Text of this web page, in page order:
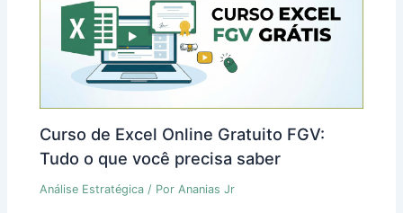
Curso de Excel Online Gratuito FGV:
Tudo o que você precisa saber
Análise Estratégica / PorAnanias Jr